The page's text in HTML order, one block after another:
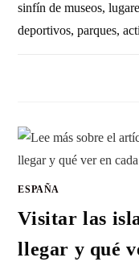
sinfín de museos,
deportivos, parques,
ESPAÑA
Visitar las
llegar y qué